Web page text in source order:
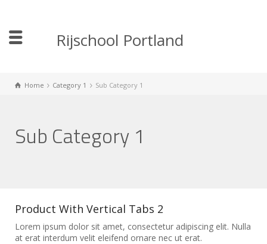
Rijschool Portland
Home Category 1 Sub Category 1
Sub Category 1
Product With Vertical Tabs 2
Lorem ipsum dolor sit amet, consectetur adipiscing elit. Nulla
at erat interdum velit eleifend ornare nec ut erat.